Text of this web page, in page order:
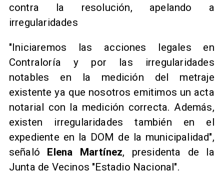
contra la resolución, apelando a
irregularidades
"Iniciaremos las acciones legales en
Contraloría y por las irregularidades
notables en la medición del metraje
existente ya que nosotros emitimos un acta
notarial con la medición correcta. Además,
existen irregularidades también en el
expediente en la DOM de la municipalidad",
señaló
Elena Martínez, presidenta de la
Junta de Vecinos "Estadio Nacional".